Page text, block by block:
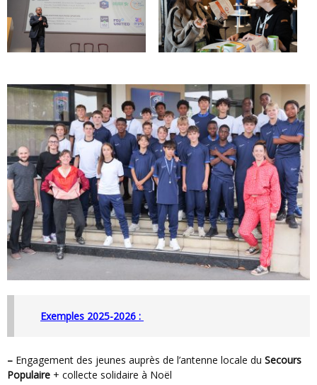
Exemples 2025-2026 :
Engagement des jeunes auprès de l’antenne locale du Secours
Populaire + collecte solidaire à Noël